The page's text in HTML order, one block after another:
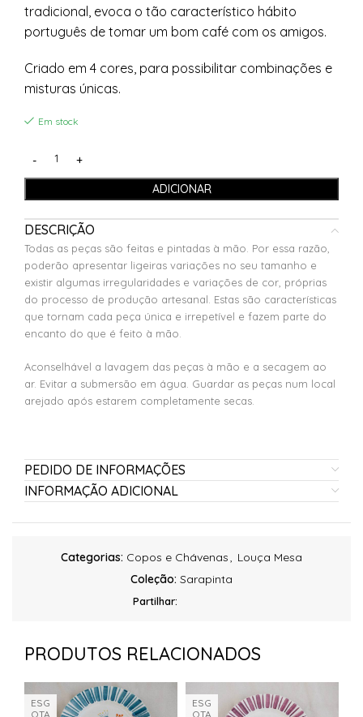
tradicional, evoca o tão característico hábito
português de tomar um bom café com os amigos.
Criado em 4 cores, para possibilitar combinações e
misturas únicas.
Em stock
ADICIONAR
DESCRIÇÃO
Todas as peças são feitas e pintadas à mão. Por essa razão,
poderão apresentar ligeiras variações no seu tamanho e
existir algumas irregularidades e variações de cor, próprias
do processo de produção artesanal. Estas são características
que tornam cada peça única e irrepetível e fazem parte do
encanto do que é feito à mão.
Aconselhável a lavagem das peças à mão e a secagem ao
ar. Evitar a submersão em água. Guardar as peças num local
arejado após estarem completamente secas.
PEDIDO DE INFORMAÇÕES
INFORMAÇÃO ADICIONAL
Categorias: Copos e Chávenas, Louça Mesa
Coleção: Sarapinta
Partilhar:
PRODUTOS RELACIONADOS
ESG
OTA
ESG
OTA